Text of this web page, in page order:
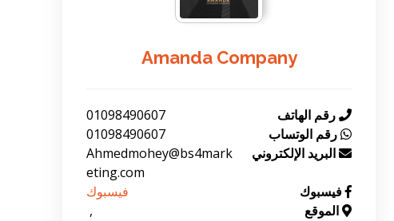
Amanda Company
رقم الهاتف
01098490607
رقم الوتساب
01098490607
البريد الإلكتروني
Ahmedmohey@bs4mark
eting.com
فيسبوك
فيسبوك
الموقع